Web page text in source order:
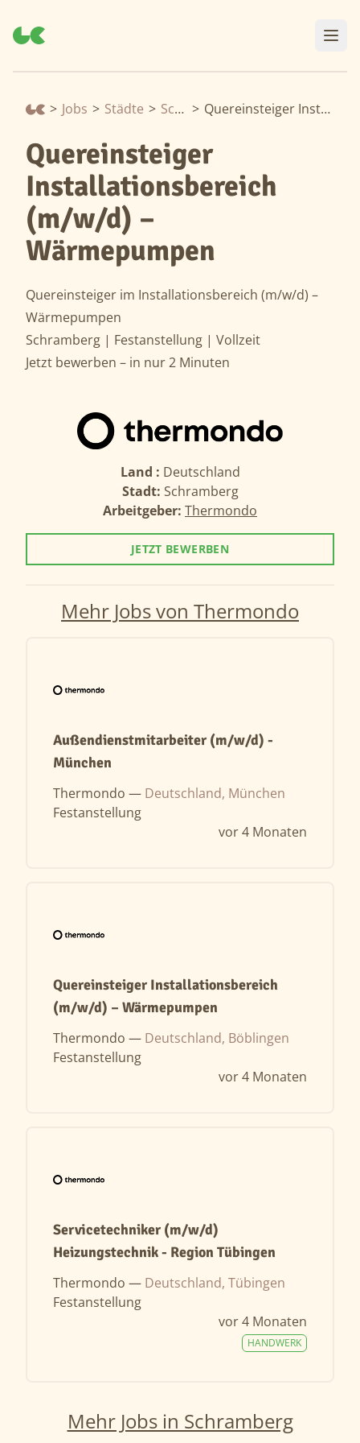
> Jobs > Städte > Schramberg > Quereinsteiger Installationsbereich (m/w/d) – Wärmepumpen
Quereinsteiger
Installationsbereich
(m/w/d) –
Wärmepumpen
Quereinsteiger im Installationsbereich (m/w/d) –
Wärmepumpen
Schramberg | Festanstellung | Vollzeit
Jetzt bewerben – in nur 2 Minuten
Land : Deutschland
Stadt: Schramberg
Arbeitgeber: Thermondo
JETZT BEWERBEN
Mehr Jobs von Thermondo
Außendienstmitarbeiter (m/w/d) -
München
Thermondo — Deutschland, München
Festanstellung
vor 4 Monaten
Quereinsteiger Installationsbereich
(m/w/d) – Wärmepumpen
Thermondo — Deutschland, Böblingen
Festanstellung
vor 4 Monaten
Servicetechniker (m/w/d)
Heizungstechnik - Region Tübingen
Thermondo — Deutschland, Tübingen
Festanstellung
vor 4 Monaten
HANDWERK
Mehr Jobs in Schramberg